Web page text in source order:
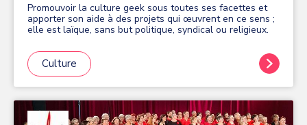
Promouvoir la culture geek sous toutes ses facettes et
apporter son aide à des projets qui œuvrent en ce sens ;
elle est laïque, sans but politique, syndical ou religieux.
Culture